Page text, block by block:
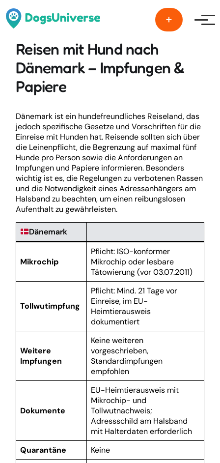
Reisen mit Hund nach
Dänemark – Impfungen &
Papiere
Dänemark ist ein hundefreundliches Reiseland, das
jedoch spezifische Gesetze und Vorschriften für die
Einreise mit Hunden hat. Reisende sollten sich über
die Leinenpflicht, die Begrenzung auf maximal fünf
Hunde pro Person sowie die Anforderungen an
Impfungen und Papiere informieren. Besonders
wichtig ist es, die Regelungen zu verbotenen Rassen
und die Notwendigkeit eines Adressanhängers am
Halsband zu beachten, um einen reibungslosen
Aufenthalt zu gewährleisten.
Dänemark
Mikrochip
Pflicht: ISO-konformer
Mikrochip oder lesbare
Tätowierung (vor 03.07.2011)
Tollwutimpfung
Pflicht: Mind. 21 Tage vor
Einreise, im EU-
Heimtierausweis
dokumentiert
Weitere
Impfungen
Keine weiteren
vorgeschrieben,
Standardimpfungen
empfohlen
Dokumente
EU-Heimtierausweis mit
Mikrochip- und
Tollwutnachweis;
Adressschild am Halsband
mit Halterdaten erforderlich
Quarantäne
Keine